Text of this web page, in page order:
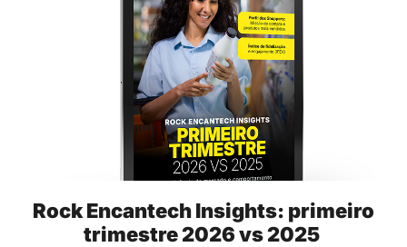
Rock Encantech Insights: primeiro
trimestre 2026 vs 2025